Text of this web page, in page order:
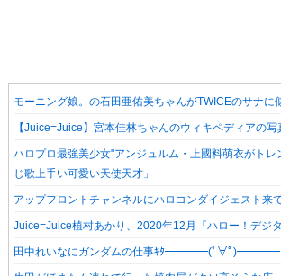
モーニング娘。の石田亜佑美ちゃんがTWICEのサナに
【Juice=Juice】宮本佳林ちゃんのウィキペディアの
ハロプロ最強美少女"アンジュルム・上國料萌衣がト
じ歌上手い可愛い天使天才」
アップフロントチャンネルにハロコンダイジェスト来
Juice=Juice植村あかり、2020年12月『ハロー！デジ
田中れいなにガンダムの仕事ｷﾀ━━━━(ﾟ∀ﾟ